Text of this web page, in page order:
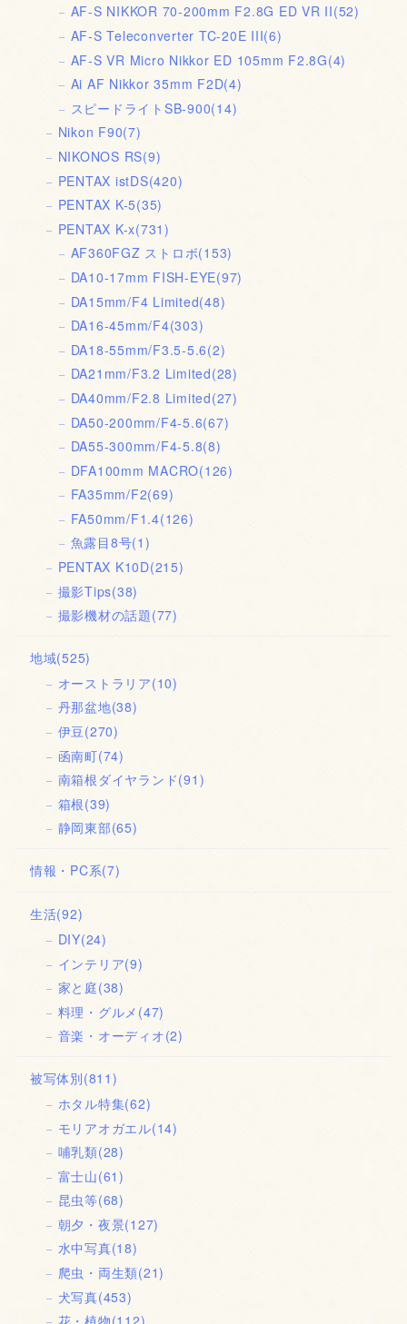
AF-S NIKKOR 70-200mm F2.8G ED VR II(52)
AF-S Teleconverter TC-20E III(6)
AF-S VR Micro Nikkor ED 105mm F2.8G(4)
Ai AF Nikkor 35mm F2D(4)
スピードライトSB-900(14)
Nikon F90(7)
NIKONOS RS(9)
PENTAX istDS(420)
PENTAX K-5(35)
PENTAX K-x(731)
AF360FGZ ストロボ(153)
DA10-17mm FISH-EYE(97)
DA15mm/F4 Limited(48)
DA16-45mm/F4(303)
DA18-55mm/F3.5-5.6(2)
DA21mm/F3.2 Limited(28)
DA40mm/F2.8 Limited(27)
DA50-200mm/F4-5.6(67)
DA55-300mm/F4-5.8(8)
DFA100mm MACRO(126)
FA35mm/F2(69)
FA50mm/F1.4(126)
魚露目8号(1)
PENTAX K10D(215)
撮影Tips(38)
撮影機材の話題(77)
地域(525)
オーストラリア(10)
丹那盆地(38)
伊豆(270)
函南町(74)
南箱根ダイヤランド(91)
箱根(39)
静岡東部(65)
情報・PC系(7)
生活(92)
DIY(24)
インテリア(9)
家と庭(38)
料理・グルメ (47)
音楽・オーディオ(2)
被写体別(811)
ホタル特集(62)
モリアオガエル(14)
哺乳類(28)
富士山(61)
昆虫等(68)
朝夕・夜景(127)
水中写真(18)
爬虫・両生類(21)
犬写真(453)